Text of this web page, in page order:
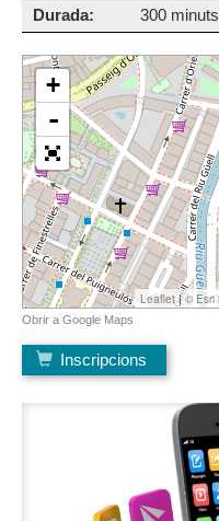
Durada:
300 minuts
Inscripcions